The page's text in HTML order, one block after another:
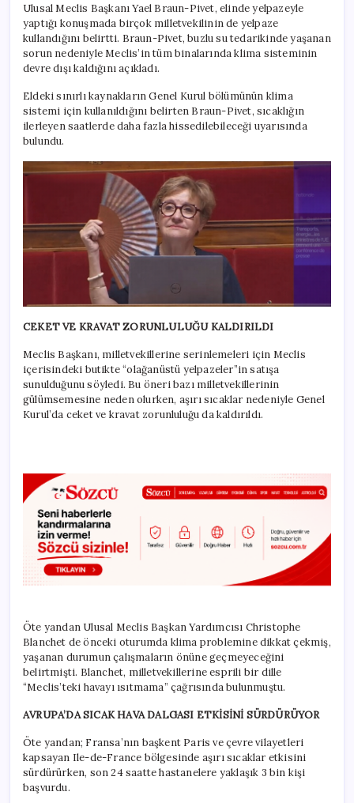
Ulusal Meclis Başkanı Yael Braun-Pivet, elinde yelpazeyle
yaptığı konuşmada birçok milletvekilinin de yelpaze
kullandığını belirtti. Braun-Pivet, buzlu su tedarikinde yaşanan
sorun nedeniyle Meclis’in tüm binalarında klima sisteminin
devre dışı kaldığını açıkladı.
Eldeki sınırlı kaynakların Genel Kurul bölümünün klima
sistemi için kullanıldığını belirten Braun-Pivet, sıcaklığın
ilerleyen saatlerde daha fazla hissedilebileceği uyarısında
bulundu.
CEKET VE KRAVAT ZORUNLULUĞU KALDIRILDI
Meclis Başkanı, milletvekillerine serinlemeleri için Meclis
içerisindeki butikte “olağanüstü yelpazeler”in satışa
sunulduğunu söyledi. Bu öneri bazı milletvekillerinin
gülümsemesine neden olurken, aşırı sıcaklar nedeniyle Genel
Kurul’da ceket ve kravat zorunluluğu da kaldırıldı.
Öte yandan Ulusal Meclis Başkan Yardımcısı Christophe
Blanchet de önceki oturumda klima problemine dikkat çekmiş,
yaşanan durumun çalışmaların önüne geçmeyeceğini
belirtmişti. Blanchet, milletvekillerine esprili bir dille
“Meclis’teki havayı ısıtmama” çağrısında bulunmuştu.
AVRUPA’DA SICAK HAVA DALGASI ETKİSİNİ SÜRDÜRÜYOR
Öte yandan; Fransa’nın başkent Paris ve çevre vilayetleri
kapsayan Ile-de-France bölgesinde aşırı sıcaklar etkisini
sürdürürken, son 24 saatte hastanelere yaklaşık 3 bin kişi
başvurdu.